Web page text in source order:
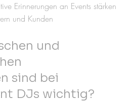
Erinnerungen an Events stärken
und Kunden
und
sind bei
DJs wichtig?